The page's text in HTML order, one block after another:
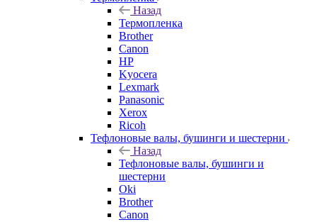
Назад
Термопленка
Brother
Canon
HP
Kyocera
Lexmark
Panasonic
Xerox
Ricoh
Тефлоновые валы, бушинги и шестерни
Назад
Тефлоновые валы, бушинги и
шестерни
Oki
Brother
Canon